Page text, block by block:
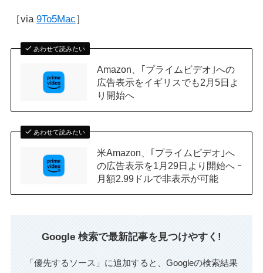
［via 9To5Mac］
あわせて読みたい
Amazon、｢プライムビデオ｣への
広告表示をイギリスでも2月5日よ
り開始へ
あわせて読みたい
米Amazon、｢プライムビデオ｣へ
の広告表示を1月29日より開始へ ｰ
月額2.99ドルで非表示が可能
Google 検索で最新記事を見つけやすく!
「優先するソース」に追加すると、Googleの検索結果